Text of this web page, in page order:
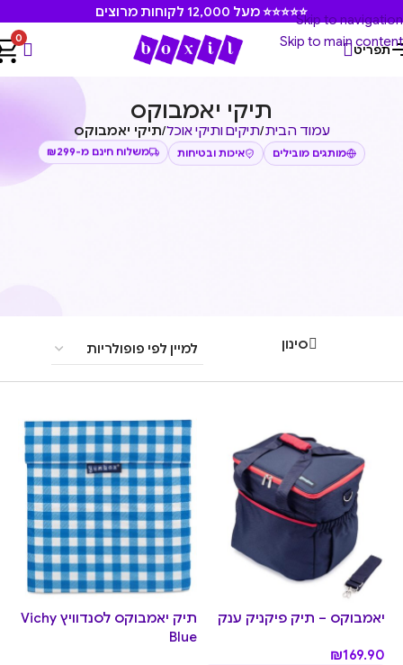
Skip to navigation
Skip to main content
⭐⭐⭐⭐⭐ מעל 12,000 לקוחות מרוצים
תפריט
0
תיקי יאמבוקס
עמוד הבית/תיקים ותיקי אוכל/תיקי יאמבוקס
מותגים מובילים איכות ובטיחות משלוח חינם מ-₪299
סינון
יאמבוקס – תיק פיקניק ענק
₪169.90
תיק יאמבוקס לסנדוויץ Vichy
Blue